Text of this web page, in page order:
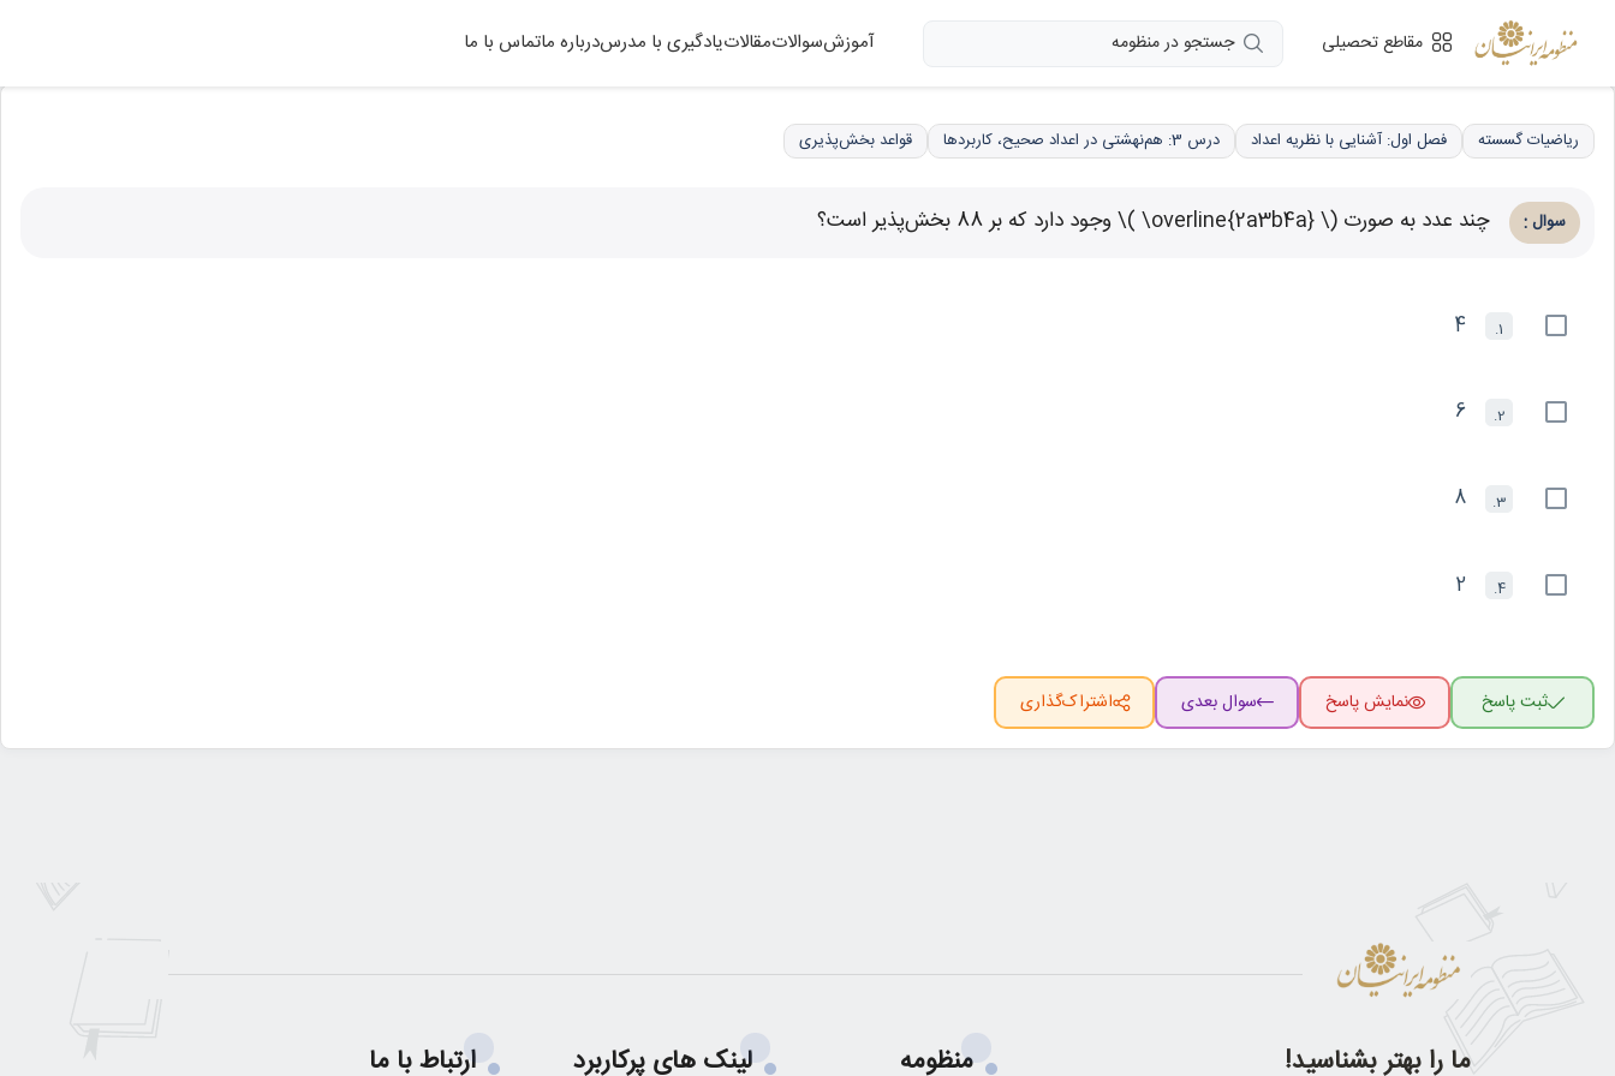
مقاطع تحصیلی جستجو در منظومه آموزشسوالاتمقالاتیادگیری با مدرسدرباره ماتماس با ما
ریاضیات گسسته فصل اول: آشنایی با نظریه اعداد درس 3: هم‌نهشتی در اعداد صحیح، کاربردها قواعد بخش‌پذیری
سوال : چند عدد به صورت ‫‪\( \overline{2a3b4a} \)‬‬ وجود دارد که بر 88 بخش‌پذیر است؟
1.
4
2.
6
3.
8
4.
2
ثبت پاسخ نمایش پاسخ سوال بعدی اشتراک‌گذاری
ما را بهتر بشناسید! منظومه لینک های پرکاربرد ارتباط با ما